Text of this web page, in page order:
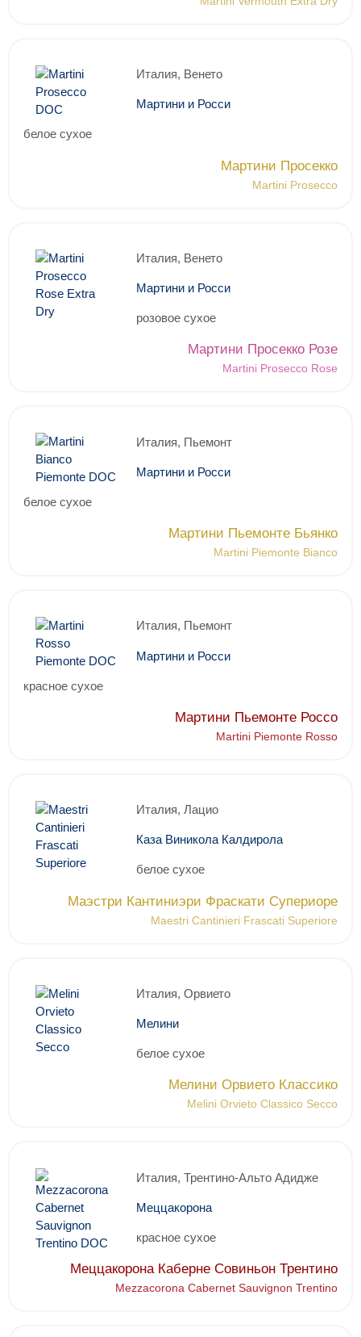
Италия, Венето
Мартини и Росси
белое сухое
Мартини Просекко
Martini Prosecco
Италия, Венето
Мартини и Росси
розовое сухое
Мартини Просекко Розе
Martini Prosecco Rose
Италия, Пьемонт
Мартини и Росси
белое сухое
Мартини Пьемонте Бьянко
Martini Piemonte Bianco
Италия, Пьемонт
Мартини и Росси
красное сухое
Мартини Пьемонте Россо
Martini Piemonte Rosso
Италия, Лацио
Каза Виникола Калдирола
белое сухое
Маэстри Кантиниэри Фраскати Супериоре
Maestri Cantinieri Frascati Superiore
Италия, Орвието
Мелини
белое сухое
Мелини Орвието Классико
Melini Orvieto Classico Secco
Италия, Трентино-Альто Адидже
Меццакорона
красное сухое
Меццакорона Каберне Совиньон Трентино
Mezzacorona Cabernet Sauvignon Trentino